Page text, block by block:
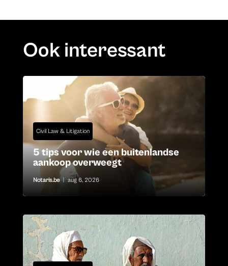
Ook interessant
Civil Law & Litigation
5 tips voor wie een buitenlandse
aankoop overweegt
Notaris.be | aug 6, 2026